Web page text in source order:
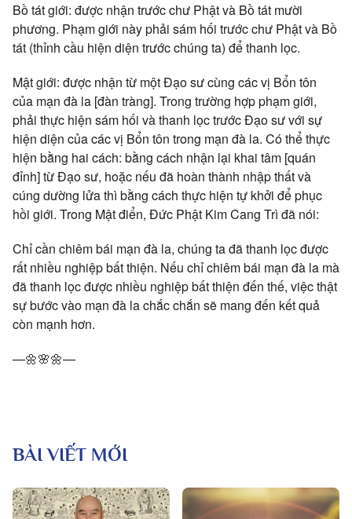
Bồ tát giới: được nhận trước chư Phật và Bồ tát mười
phương. Phạm giới này phải sám hối trước chư Phật và Bồ
tát (thỉnh cầu hiện diện trước chúng ta) để thanh lọc.
Mật giới: được nhận từ một Đạo sư cùng các vị Bổn tôn
của mạn đà la [đàn tràng]. Trong trường hợp phạm giới,
phải thực hiện sám hối và thanh lọc trước Đạo sư với sự
hiện diện của các vị Bổn tôn trong mạn đà la. Có thể thực
hiện bằng hai cách: bằng cách nhận lại khai tâm [quán
đỉnh] từ Đạo sư, hoặc nếu đã hoàn thành nhập thất và
cúng dường lửa thì bằng cách thực hiện tự khởi để phục
hồi giới. Trong Mật điển, Đức Phật Kim Cang Trì đã nói:
Chỉ cần chiêm bái mạn đà la, chúng ta đã thanh lọc được
rất nhiều nghiệp bất thiện. Nếu chỉ chiêm bái mạn đà la mà
đã thanh lọc được nhiều nghiệp bất thiện đến thế, việc thật
sự bước vào mạn đà la chắc chắn sẽ mang đến kết quả
còn mạnh hơn.
—🌼🌸🌼—
BÀI VIẾT MỚI